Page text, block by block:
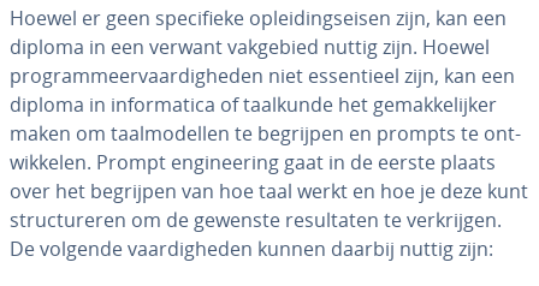
Hoewel er geen spe­ci­fie­ke op­lei­dings­ei­sen zijn, kan een
diploma in een verwant vakgebied nuttig zijn. Hoewel
pro­gram­meer­vaar­dig­he­den niet es­sen­ti­eel zijn, kan een
diploma in in­for­ma­ti­ca of taalkunde het ge­mak­ke­lij­ker
maken om taal­mo­del­len te begrijpen en prompts te ont­
wik­ke­len. Prompt en­gi­nee­ring gaat in de eerste plaats
over het begrijpen van hoe taal werkt en hoe je deze kunt
struc­tu­re­ren om de gewenste re­sul­ta­ten te ver­krij­gen.
De volgende vaar­dig­he­den kunnen daarbij nuttig zijn: